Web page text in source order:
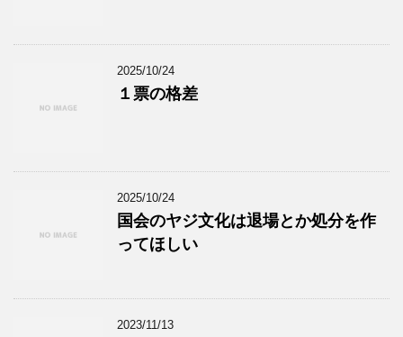
2025/10/24
１票の格差
2025/10/24
国会のヤジ文化は退場とか処分を作
ってほしい
2023/11/13